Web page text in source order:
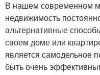
В нашем современном
недвижимость
альтернативные
своем доме или
является самодельное
быть очень